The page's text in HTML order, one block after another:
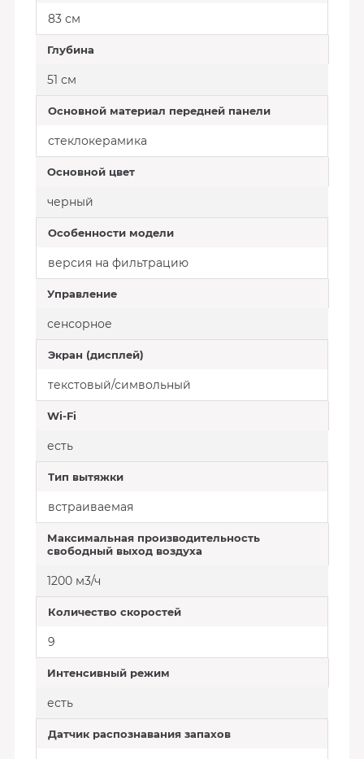
83 см
Глубина
51 см
Основной материал передней панели
стеклокерамика
Основной цвет
черный
Особенности модели
версия на фильтрацию
Управление
сенсорное
Экран (дисплей)
текстовый/символьный
Wi-Fi
есть
Тип вытяжки
встраиваемая
Максимальная производительность
свободный выход воздуха
1200 м3/ч
Количество скоростей
9
Интенсивный режим
есть
Датчик распознавания запахов